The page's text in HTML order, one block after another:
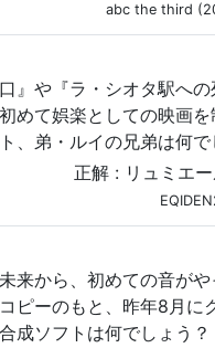
abc the third
口』や『ラ・シオタ駅へ
めて娯楽としての映画を
、弟・ルイの兄弟は何で
正解 : リュミエ
未来から、初めての音が
ピーのもと、昨年8月に
成ソフトは何でしょう？